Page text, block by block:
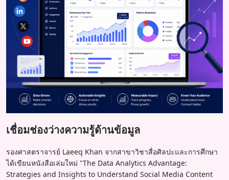
เชื่อมช่องว่างความรู้ด้านข้อมูล
รองศาสตราจารย์ Laeeq Khan จากสาขาวิชาสื่อศิลปะและการศึกษา
ได้เขียนหนังสือเล่มใหม่ "The Data Analytics Advantage:
Strategies and Insights to Understand Social Media Content